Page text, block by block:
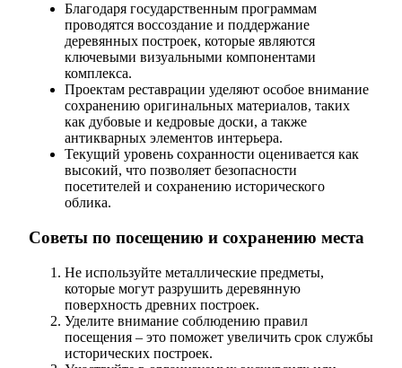
Благодаря государственным программам
проводятся воссоздание и поддержание
деревянных построек, которые являются
ключевыми визуальными компонентами
комплекса.
Проектам реставрации уделяют особое внимание
сохранению оригинальных материалов, таких
как дубовые и кедровые доски, а также
антикварных элементов интерьера.
Текущий уровень сохранности оценивается как
высокий, что позволяет безопасности
посетителей и сохранению исторического
облика.
Советы по посещению и сохранению места
Не используйте металлические предметы,
которые могут разрушить деревянную
поверхность древних построек.
Уделите внимание соблюдению правил
посещения – это поможет увеличить срок службы
исторических построек.